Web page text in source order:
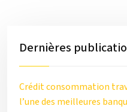
Dernières
Crédit consommation
l’une des meilleures